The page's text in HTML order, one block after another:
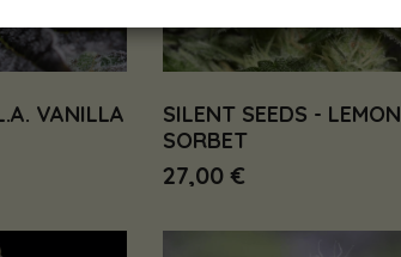
VANILLA
SILENT SEEDS - LEMON
SORBET
27,00 €